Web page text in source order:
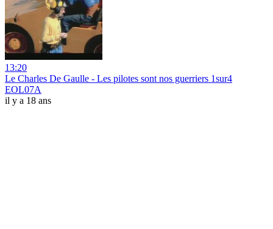
13:20
Le Charles De Gaulle - Les pilotes sont nos guerriers 1sur4
EOL07A
il y a 18 ans